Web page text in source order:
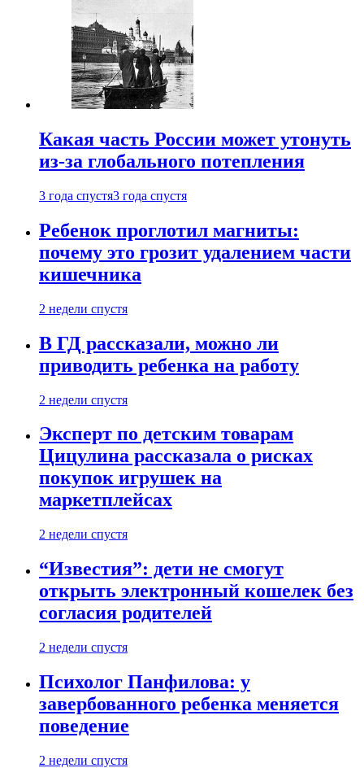
Какая часть России может утонуть
из-за глобального потепления
3 года спустя3 года спустя
Ребенок проглотил магниты:
почему это грозит удалением части
кишечника
2 недели спустя
В ГД рассказали, можно ли
приводить ребенка на работу
2 недели спустя
Эксперт по детским товарам
Цицулина рассказала о рисках
покупок игрушек на
маркетплейсах
2 недели спустя
“Известия”: дети не смогут
открыть электронный кошелек без
согласия родителей
2 недели спустя
Психолог Панфилова: у
завербованного ребенка меняется
поведение
2 недели спустя